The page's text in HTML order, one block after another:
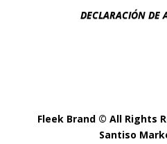
DECLARACIÓN DE
Fleek Brand © All Rights
Santiso